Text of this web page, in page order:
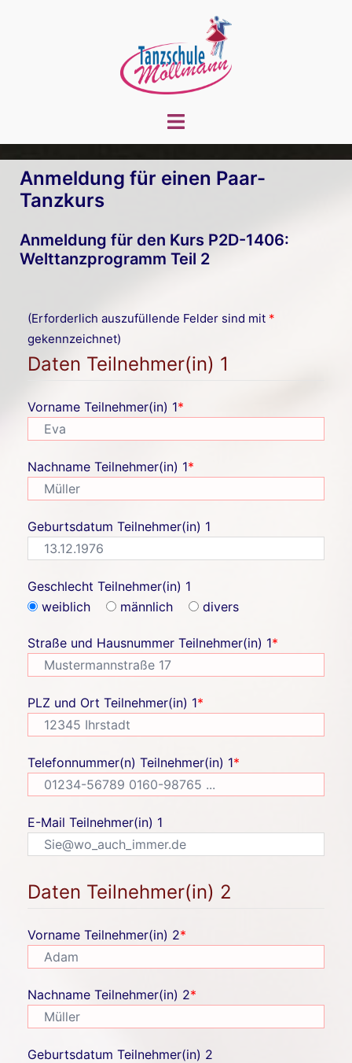
Menü
Anmeldung für einen Paar-
Tanzkurs
Anmeldung für den Kurs P2D-1406:
Welttanzprogramm Teil 2
(Erforderlich auszufüllende Felder sind mit *
gekennzeichnet)
Daten Teilnehmer(in) 1
Vorname Teilnehmer(in) 1*
Nachname Teilnehmer(in) 1*
Geburtsdatum Teilnehmer(in) 1
Geschlecht Teilnehmer(in) 1
weiblich
männlich divers
Straße und Hausnummer Teilnehmer(in) 1*
PLZ und Ort Teilnehmer(in) 1*
Telefonnummer(n) Teilnehmer(in) 1*
E-Mail Teilnehmer(in) 1
Daten Teilnehmer(in) 2
Vorname Teilnehmer(in) 2*
Nachname Teilnehmer(in) 2*
Geburtsdatum Teilnehmer(in) 2